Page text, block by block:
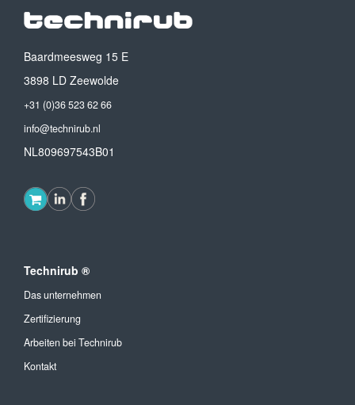
Baardmeesweg 15 E
3898 LD Zeewolde
+31 (0)36 523 62 66
info@technirub.nl
NL809697543B01
Technirub ®
Das unternehmen
Zertifizierung
Arbeiten bei Technirub
Kontakt